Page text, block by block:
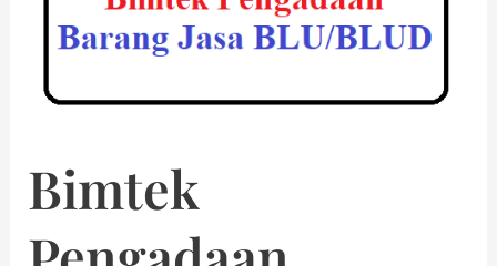
Bimtek